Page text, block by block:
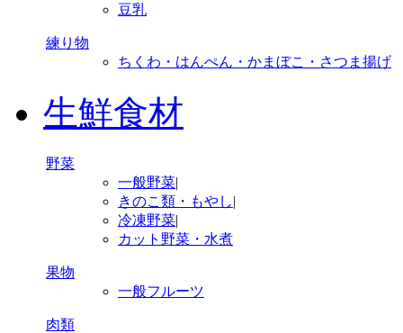
豆乳
練り物
ちくわ・はんぺん・かまぼこ・さつま揚げ
生鮮食材
野菜
一般野菜|
きのこ類・もやし|
冷凍野菜|
カット野菜・水煮
果物
一般フルーツ
肉類